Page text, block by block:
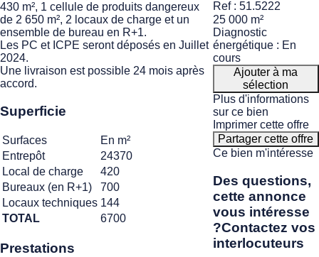
430 m², 1 cellule de produits dangereux
de 2 650 m², 2 locaux de charge et un
ensemble de bureau en R+1.
Les PC et ICPE seront déposés en Juillet
2024.
Une livraison est possible 24 mois après
accord.
Superficie
Surfaces
En m²
Entrepôt
24370
Local de charge
420
Bureaux (en R+1)
700
Locaux techniques 144
TOTAL
6700
Prestations
Ref : 51.5222
25 000 m²
Diagnostic
énergétique : En
cours
Ajouter à ma
sélection
Plus d'informations
sur ce bien
Imprimer cette offre
Partager cette offre
Ce bien m'intéresse
Des questions,
cette annonce
vous intéresse
?Contactez vos
interlocuteurs